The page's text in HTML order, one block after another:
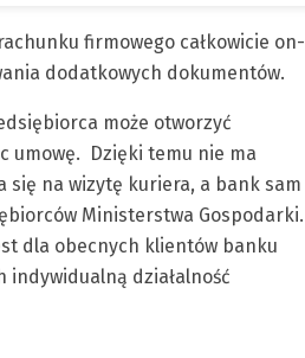
firmowego całkowicie on-
dodatkowych dokumentów.
może otworzyć
umowę. Dzięki temu nie ma
na wizytę kuriera, a bank sam
Ministerstwa Gospodarki.
dla obecnych klientów banku
działalność